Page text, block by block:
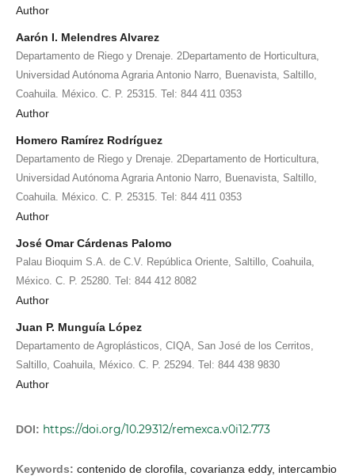
Author
Aarón I. Melendres Alvarez
Departamento de Riego y Drenaje. 2Departamento de Horticultura,
Universidad Autónoma Agraria Antonio Narro, Buenavista, Saltillo,
Coahuila. México. C. P. 25315. Tel: 844 411 0353
Author
Homero Ramírez Rodríguez
Departamento de Riego y Drenaje. 2Departamento de Horticultura,
Universidad Autónoma Agraria Antonio Narro, Buenavista, Saltillo,
Coahuila. México. C. P. 25315. Tel: 844 411 0353
Author
José Omar Cárdenas Palomo
Palau Bioquim S.A. de C.V. República Oriente, Saltillo, Coahuila,
México. C. P. 25280. Tel: 844 412 8082
Author
Juan P. Munguía López
Departamento de Agroplásticos, CIQA, San José de los Cerritos,
Saltillo, Coahuila, México. C. P. 25294. Tel: 844 438 9830
Author
DOI: https://doi.org/10.29312/remexca.v0i12.773
Keywords: contenido de clorofila, covarianza eddy, intercambio